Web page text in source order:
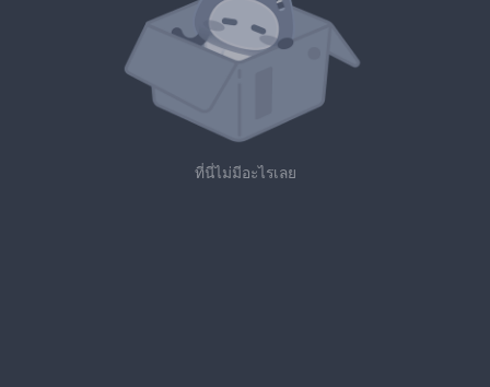
ที่นี่ไม่มีอะไรเลย